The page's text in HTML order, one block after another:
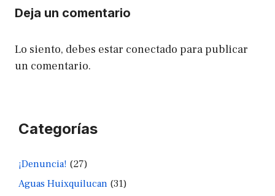
Deja un comentario
Lo siento, debes estar conectado para publicar
un comentario.
Categorías
¡Denuncia! (27)
Aguas Huixquilucan (31)